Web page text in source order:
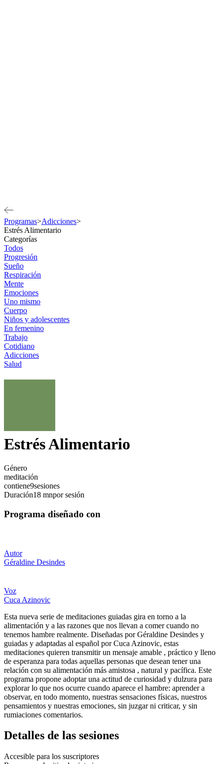
Programas>Adicciones>
Estrés Alimentario
Categorías
Todos
Progresión
Sueño
Respiración
Mente
Emociones
Uno mismo
Cuerpo
Niños y adolescentes
En femenino
Trabajo
Cotidiano
Adicciones
Salud
Estrés Alimentario
Género
meditación
contiene9sesiones
Duración18 mnpor sesión
Programa diseñado con
Autor
Géraldine Desindes
Voz
Cuca Azinovic
Esta nueva serie de meditaciones guiadas gira en torno a la
alimentación y a las razones que nos llevan a comer cuando no
tenemos hambre realmente. Diseñadas por Géraldine Desindes y
guiadas y adaptadas al español por Cuca Azinovic, estas
meditaciones quieren transmitir un mensaje amable , práctico y lleno
de esperanza para todas aquellas personas que desean tener una
relación con su alimentación más amistosa , natural y pacífica. Este
programa propone adoptar una actitud de curiosidad y dulzura para
explorar lo que nos ocurre cuando aparece el hambre: aprender a
observar, en todo momento, nuestras sensaciones físicas, nuestros
pensamientos y nuestras emociones, sin juzgar ni criticar, y sin
rumiaciones comentarios.
Detalles de las sesiones
Accesible para los suscriptores